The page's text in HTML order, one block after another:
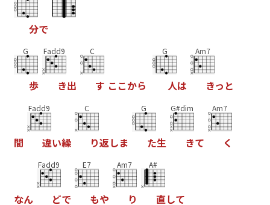
分で
G
歩
Fadd9
き出
C
す こ こから
G
人は
Am7
きっ と
間
Fadd9
違い繰
C
り返しま
G
た生
G#dim
きて
Am7
く
なん
Fadd9
どで
E7
もや
Am7
り
A#
直して